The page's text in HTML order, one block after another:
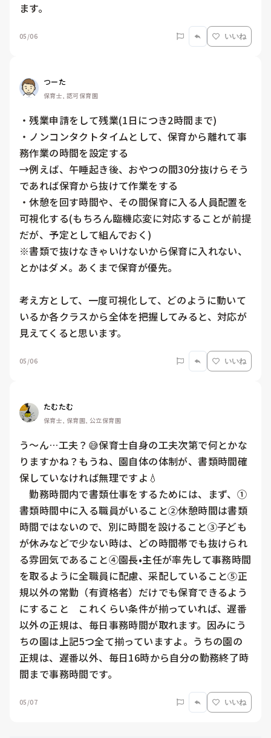
ます。
05/06 いいね
つーた
保育士, 認可保育園
・残業申請をして残業(1日につき2時間まで)
・ノンコンタクトタイムとして、保育から離れて事
務作業の時間を設定する
→例えば、午睡起き後、おやつの間30分抜けらそう
であれば保育から抜けて作業をする
・休憩を回す時間や、その間保育に入る人員配置を
可視化する(もちろん臨機応変に対応することが前提
だが、予定として組んでおく)
※書類で抜けなきゃいけないから保育に入れない、
とかはダメ。あくまで保育が優先。
考え方として、一度可視化して、どのように動いて
いるか各クラスから全体を把握してみると、対応が
見えてくると思います。
05/06 いいね
たむたむ
保育士, 保育園, 公立保育園
う〜ん…工夫？😅保育士自身の工夫次第で何とかな
りますかね？もうね、園自体の体制が、書類時間確
保していなければ無理ですよ💧
勤務時間内で書類仕事をするためには、まず、①
書類時間中に入る職員がいること②休憩時間は書類
時間ではないので、別に時間を設けること③子ども
が休みなどで少ない時は、どの時間帯でも抜けられ
る雰囲気であること④園長•主任が率先して事務時間
を取るように全職員に配慮、采配していること⑤正
規以外の常勤（有資格者）だけでも保育できるよう
にすること　これくらい条件が揃っていれば、遅番
以外の正規は、毎日事務時間が取れます。因みにう
ちの園は上記5つ全て揃っていますよ。うちの園の
正規は、遅番以外、毎日16時から自分の勤務終了時
間まで事務時間です。
05/07 いいね